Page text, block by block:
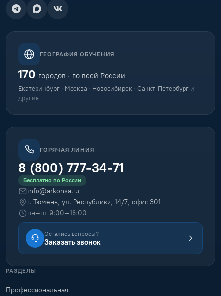
ГЕОГРАФИЯ ОБУЧЕНИЯ
170 городов · по всей России
Екатеринбург · Москва · Новосибирск · Санкт-Петербург и
другие
ГОРЯЧАЯ ЛИНИЯ
8 (800) 777-34-71
Бесплатно по России
info@arkonsa.ru
г. Тюмень, ул. Республики, 14/7, офис 301
пн–пт 9:00–18:00
Остались вопросы?
Заказать звонок
РАЗДЕЛЫ
Профессиональная